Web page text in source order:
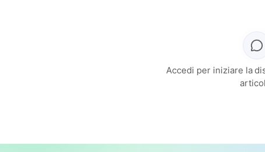
Accedi per iniziare la